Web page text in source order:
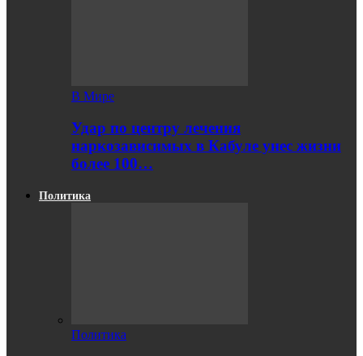
В Мире
Удар по центру лечения
наркозависимых в Кабуле унес жизни
более 100…
Политика
Политика